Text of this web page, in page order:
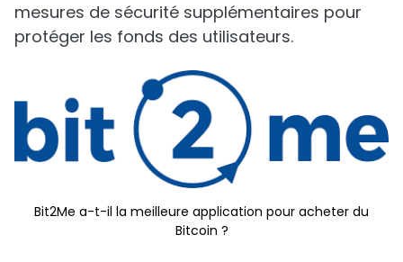
mesures de sécurité supplémentaires pour
protéger les fonds des utilisateurs.
Bit2Me a-t-il la meilleure application pour acheter du
Bitcoin ?